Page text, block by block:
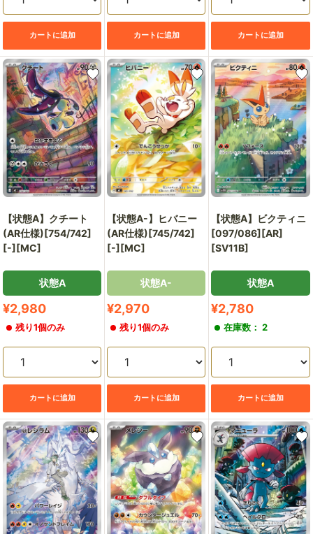
カートに追加 カートに追加 カートに追加
【状態A】クチート
(AR仕様)[754/742]
[-][MC]
状態A
販
価
格
¥2,980
残り1個のみ
カートに追加
【状態A-】ヒバニー
(AR仕様)[745/742]
[-][MC]
状態A-
販
価
格
¥2,970
残り1個のみ
カートに追加
【状態A】ビクティニ
[097/086][AR]
[SV11B]
状態A
販
価
格
¥2,780
在庫数： 2
カートに追加